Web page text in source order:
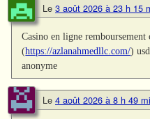
Le 3 août 2026 à 23 h 15
Casino en ligne remboursement
(https://azlanahmedllc.com/)
anonyme
Le 4 août 2026 à 8 h 49